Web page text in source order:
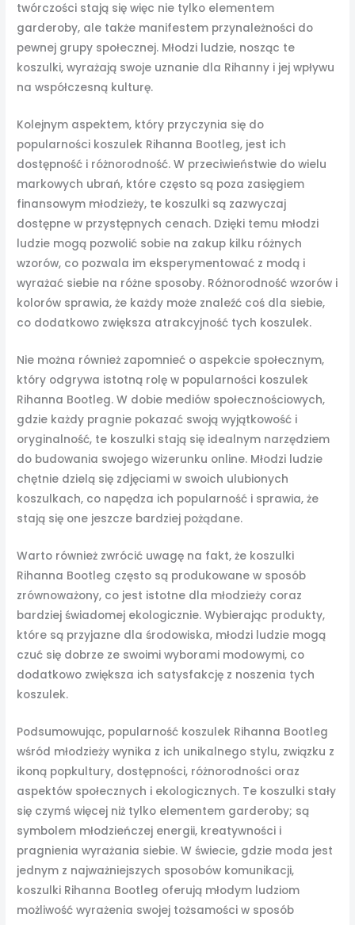
twórczości stają się więc nie tylko elementem
garderoby, ale także manifestem przynależności do
pewnej grupy społecznej. Młodzi ludzie, nosząc te
koszulki, wyrażają swoje uznanie dla Rihanny i jej wpływu
na współczesną kulturę.
Kolejnym aspektem, który przyczynia się do
popularności koszulek Rihanna Bootleg, jest ich
dostępność i różnorodność. W przeciwieństwie do wielu
markowych ubrań, które często są poza zasięgiem
finansowym młodzieży, te koszulki są zazwyczaj
dostępne w przystępnych cenach. Dzięki temu młodzi
ludzie mogą pozwolić sobie na zakup kilku różnych
wzorów, co pozwala im eksperymentować z modą i
wyrażać siebie na różne sposoby. Różnorodność wzorów i
kolorów sprawia, że każdy może znaleźć coś dla siebie,
co dodatkowo zwiększa atrakcyjność tych koszulek.
Nie można również zapomnieć o aspekcie społecznym,
który odgrywa istotną rolę w popularności koszulek
Rihanna Bootleg. W dobie mediów społecznościowych,
gdzie każdy pragnie pokazać swoją wyjątkowość i
oryginalność, te koszulki stają się idealnym narzędziem
do budowania swojego wizerunku online. Młodzi ludzie
chętnie dzielą się zdjęciami w swoich ulubionych
koszulkach, co napędza ich popularność i sprawia, że
stają się one jeszcze bardziej pożądane.
Warto również zwrócić uwagę na fakt, że koszulki
Rihanna Bootleg często są produkowane w sposób
zrównoważony, co jest istotne dla młodzieży coraz
bardziej świadomej ekologicznie. Wybierając produkty,
które są przyjazne dla środowiska, młodzi ludzie mogą
czuć się dobrze ze swoimi wyborami modowymi, co
dodatkowo zwiększa ich satysfakcję z noszenia tych
koszulek.
Podsumowując, popularność koszulek Rihanna Bootleg
wśród młodzieży wynika z ich unikalnego stylu, związku z
ikoną popkultury, dostępności, różnorodności oraz
aspektów społecznych i ekologicznych. Te koszulki stały
się czymś więcej niż tylko elementem garderoby; są
symbolem młodzieńczej energii, kreatywności i
pragnienia wyrażania siebie. W świecie, gdzie moda jest
jednym z najważniejszych sposobów komunikacji,
koszulki Rihanna Bootleg oferują młodym ludziom
możliwość wyrażenia swojej tożsamości w sposób